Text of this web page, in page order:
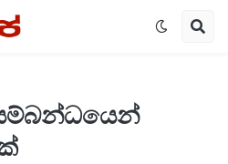
සම්බන්ධයෙන්